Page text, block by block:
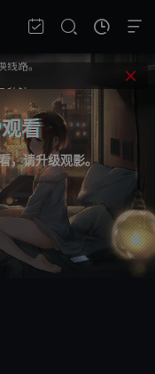
路。
钟。
骗!
看
，请升级观影。
第1022集 VIP